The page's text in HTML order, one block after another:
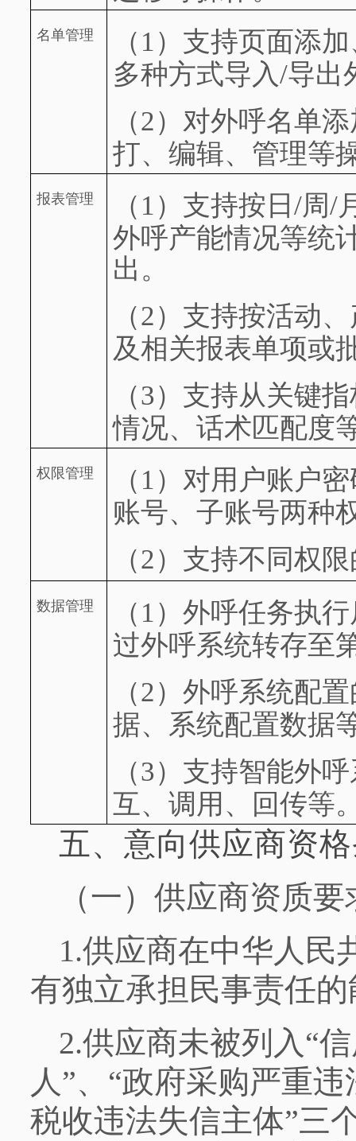
名单管理 （1） 支持页面添
多种方式导入/导出
（2） 对外呼名单
打、编辑、管理等
报表管理 （1） 支持按日/周/
外呼产能情况等统
出。
（2） 支持按活动
及相关报表单项或
（3） 支持从关键
情况、话术匹配度
权限管理 （1） 对用户账户
账号、子账号两种
（2） 支持不同权
数据管理 （1） 外呼任务执
过外呼系统转存至
（2） 外呼系统配
据、系统配置数据
（3） 支持智能外
互、调用、回传等
五、意向供应商资
（一）供应商资质要
1.供应商在中华人民
有独立承担民事责任
2.供应商未被列入“
人”、“政府采购严重
税收违法失信主体”三